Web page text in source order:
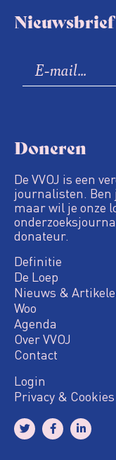
Nieuwsbrief
Doneren
De VVOJ is een
journalisten. Ben
maar wil je onze
donateur.
Definitie
De Loep
Nieuws &
Woo
Agenda
Over VVOJ
Contact
Login
Privacy & Cookies